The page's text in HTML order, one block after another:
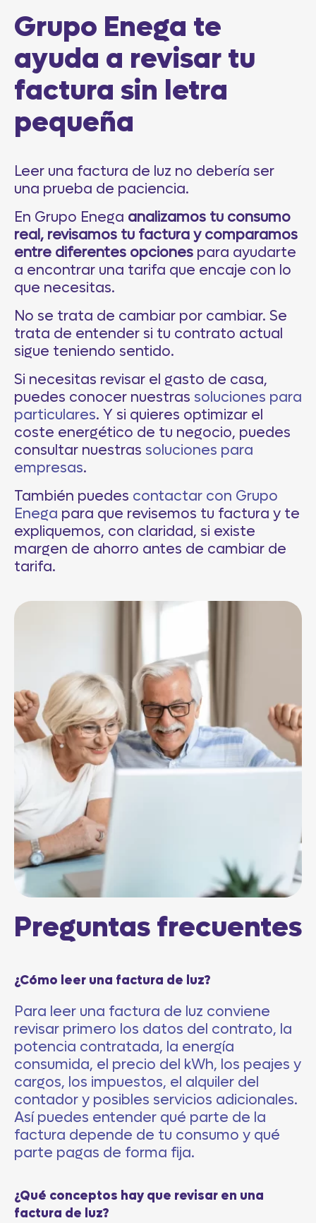
Grupo Enega te
ayuda a revisar tu
factura sin letra
pequeña
Leer una factura de luz no debería ser
una prueba de paciencia.
En Grupo Enega analizamos tu consumo
real, revisamos tu factura y comparamos
entre diferentes opciones para ayudarte
a encontrar una tarifa que encaje con lo
que necesitas.
No se trata de cambiar por cambiar. Se
trata de entender si tu contrato actual
sigue teniendo sentido.
Si necesitas revisar el gasto de casa,
puedes conocer nuestras soluciones para
particulares. Y si quieres optimizar el
coste energético de tu negocio, puedes
consultar nuestras soluciones para
empresas.
También puedes contactar con Grupo
Enega para que revisemos tu factura y te
expliquemos, con claridad, si existe
margen de ahorro antes de cambiar de
tarifa.
Preguntas frecuentes
¿Cómo leer una factura de luz?
Para leer una factura de luz conviene
revisar primero los datos del contrato, la
potencia contratada, la energía
consumida, el precio del kWh, los peajes y
cargos, los impuestos, el alquiler del
contador y posibles servicios adicionales.
Así puedes entender qué parte de la
factura depende de tu consumo y qué
parte pagas de forma fija.
¿Qué conceptos hay que revisar en una
factura de luz?